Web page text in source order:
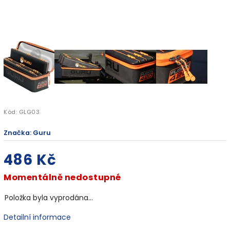
Kód: GLG03
Značka: Guru
486 Kč
Momentálně nedostupné
Položka byla vyprodána…
Detailní informace